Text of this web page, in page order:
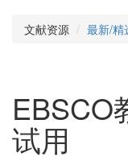
文献资源 最新/精
EBSCO
试用